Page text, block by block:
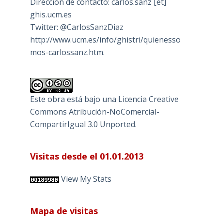
ghis.ucm.es
Twitter: @CarlosSanzDiaz
http://www.ucm.es/info/ghistri/quienesso
mos-carlossanz.htm.
Este obra está bajo una Licencia Creative
Commons Atribución-NoComercial-
CompartirIgual 3.0 Unported.
Visitas desde el 01.01.2013
View My Stats
Mapa de visitas